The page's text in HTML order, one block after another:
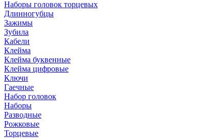
Наборы головок торцевых
Длинногубцы
Зажимы
Зубила
Кабели
Клейма
Клейма буквенные
Клейма цифровые
Ключи
Гаечные
Набор головок
Наборы
Разводные
Рожковые
Торцевые